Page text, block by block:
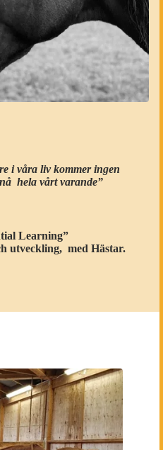
i våra liv kommer ingen
hela vårt varande”
Learning”
utveckling, med Hästar.